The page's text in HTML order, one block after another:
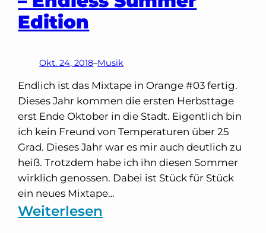
Edition
Okt. 24, 2018–Musik
Endlich ist das Mixtape in Orange #03 fertig.
Dieses Jahr kommen die ersten Herbsttage
erst Ende Oktober in die Stadt. Eigentlich bin
ich kein Freund von Temperaturen über 25
Grad. Dieses Jahr war es mir auch deutlich zu
heiß. Trotzdem habe ich ihn diesen Sommer
wirklich genossen. Dabei ist Stück für Stück
ein neues Mixtape…
Weiterlesen